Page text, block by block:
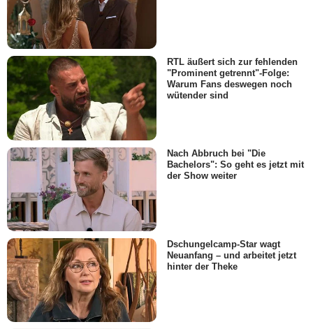
RTL äußert sich zur fehlenden
"Prominent getrennt"-Folge:
Warum Fans deswegen noch
wütender sind
Nach Abbruch bei "Die
Bachelors": So geht es jetzt mit
der Show weiter
Dschungelcamp-Star wagt
Neuanfang – und arbeitet jetzt
hinter der Theke